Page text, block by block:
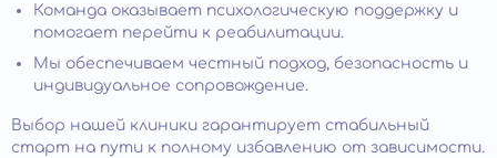
Команда оказывает психологическую поддержку и
помогает перейти к реабилитации.
Мы обеспечиваем честный подход, безопасность и
индивидуальное сопровождение.
Выбор нашей клиники гарантирует стабильный
старт на пути к полному избавлению от зависимости.